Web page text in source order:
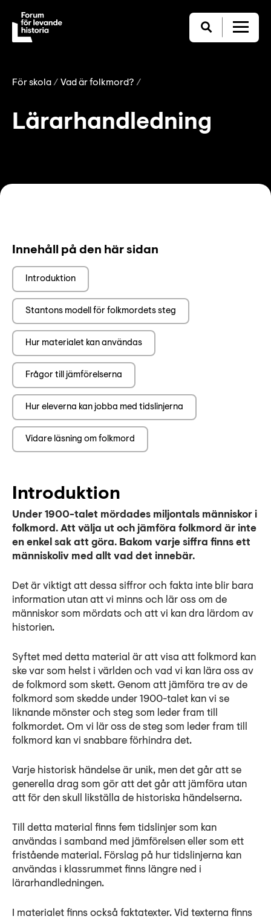
Lyssna
Lättläst
English
För skola Vad är folkmord?
Lärarhandledning
Innehåll på den här sidan
Introduktion
Stantons modell för folkmordets steg
Hur materialet kan användas
Frågor till jämförelserna
Hur eleverna kan jobba med tidslinjerna
Vidare läsning om folkmord
Introduktion
Under 1900-talet mördades miljontals människor i
folkmord. Att välja ut och jämföra folkmord är inte
en enkel sak att göra. Bakom varje siffra finns ett
människoliv med allt vad det innebär.
Det är viktigt att dessa siffror och fakta inte blir bara
information utan att vi minns och lär oss om de
människor som mördats och att vi kan dra lärdom av
historien.
Syftet med detta material är att visa att folkmord kan
ske var som helst i världen och vad vi kan lära oss av
de folkmord som skett. Genom att jämföra tre av de
folkmord som skedde under 1900-talet kan vi se
liknande mönster och steg som leder fram till
folkmordet. Om vi lär oss de steg som leder fram till
folkmord kan vi snabbare förhindra det.
Varje historisk händelse är unik, men det går att se
generella drag som gör att det går att jämföra utan
att för den skull likställa de historiska händelserna.
Till detta material finns fem tidslinjer som kan
användas i samband med jämförelsen eller som ett
fristående material. Förslag på hur tidslinjerna kan
användas i klassrummet finns längre ned i
lärarhandledningen.
I materialet finns också faktatexter. Vid texterna finns